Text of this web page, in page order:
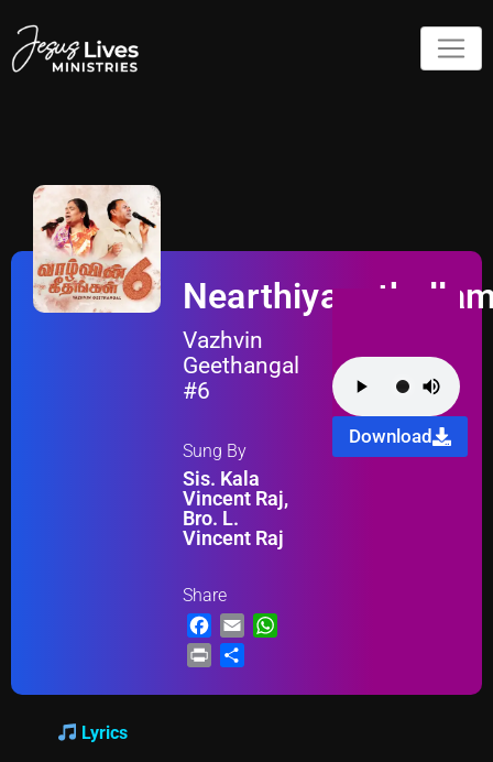
Vazhvin
Geethangal
#6
Sung By
Sis. Kala
Vincent Raj,
Bro. L.
Vincent Raj
Share
Facebook
Email
Print
Download
Lyrics